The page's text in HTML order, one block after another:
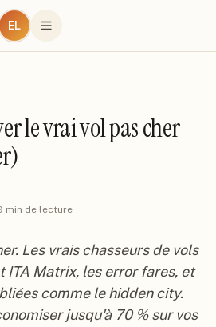
EL
le vrai vol pas cher
min de lecture
Les vrais chasseurs de vols
ITA Matrix, les error fares, et
comme le hidden city.
jusqu'à 70 % sur vos